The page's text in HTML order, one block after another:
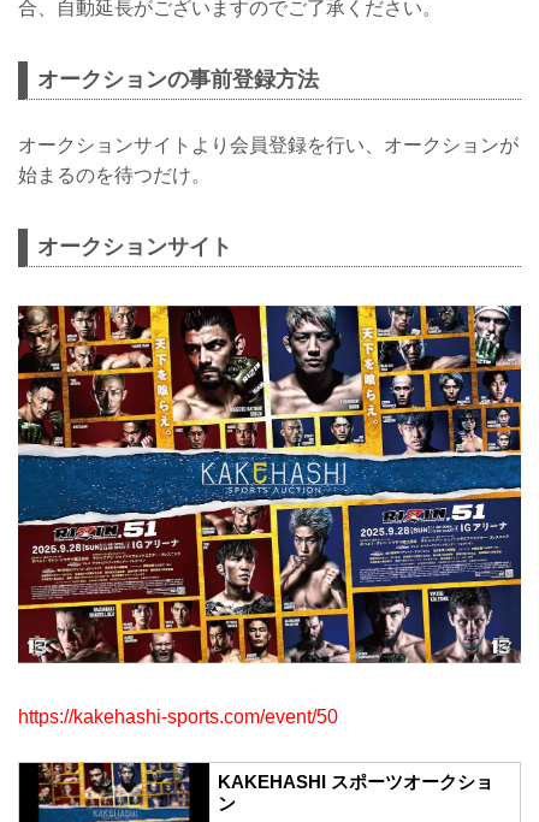
合、自動延長がございますのでご了承ください。
オークションの事前登録方法
オークションサイトより会員登録を行い、オークションが
始まるのを待つだけ。
オークションサイト
https://kakehashi-sports.com/event/50
KAKEHASHI スポーツオークショ
ン